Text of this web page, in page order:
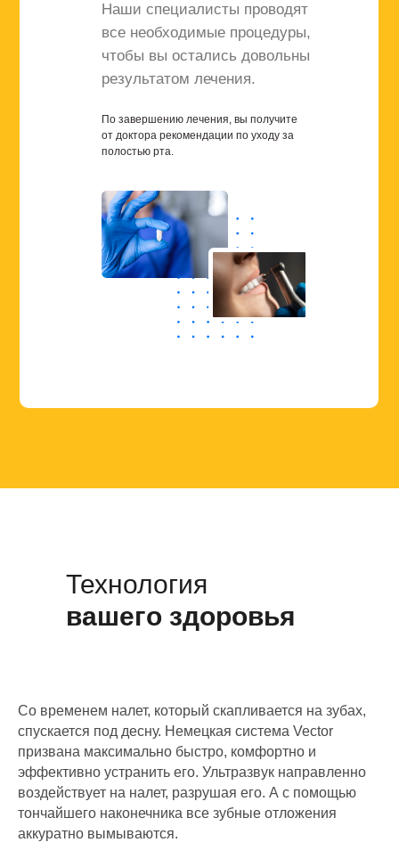
Наши специалисты проводят
все необходимые процедуры,
чтобы вы остались довольны
результатом лечения.
По завершению лечения, вы получите
от доктора рекомендации по уходу за
полостью рта.
Технология
вашего здоровья
Со временем налет, который скапливается на зубах,
спускается под десну. Немецкая система Vector
призвана максимально быстро, комфортно и
эффективно устранить его. Ультразвук направленно
воздействует на налет, разрушая его. А с помощью
тончайшего наконечника все зубные отложения
аккуратно вымываются.